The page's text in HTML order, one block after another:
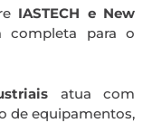
IASTECH e New
completa para o
atua com
de equipamentos,